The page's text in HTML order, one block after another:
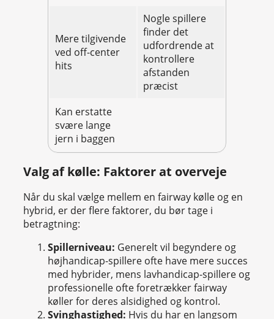
Mere tilgivende
ved off-center
hits
Nogle spillere
finder det
udfordrende at
kontrollere
afstanden
præcist
Kan erstatte
svære lange
jern i baggen
Valg af kølle: Faktorer at overveje
Når du skal vælge mellem en fairway kølle og en
hybrid, er der flere faktorer, du bør tage i
betragtning:
Spillerniveau: Generelt vil begyndere og
højhandicap-spillere ofte have mere succes
med hybrider, mens lavhandicap-spillere og
professionelle ofte foretrækker fairway
køller for deres alsidighed og kontrol.
Svinghastighed: Hvis du har en langsom